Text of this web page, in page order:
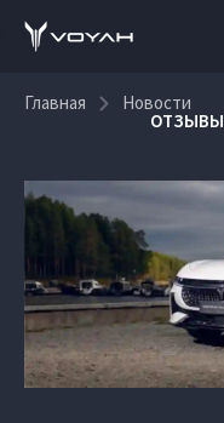
Главная Новости
ОТЗЫВЫ